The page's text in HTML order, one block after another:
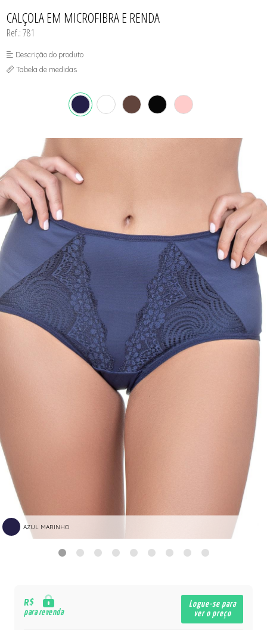
MATERNIDADE
SEM COSTURA
CALÇOLA EM MICROFIBRA E RENDA
Ref.: 781
Descrição do produto
Tabela de medidas
AZUL MARINHO
R$
para revenda
Logue-se para
ver o preço